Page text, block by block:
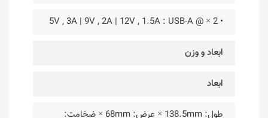
• 2 × @ 5V , 3A | 9V , 2A | 12V , 1.5A : USB-A
ابعاد و وزن
ابعاد
طول: 138.5mm × عرض: 68mm × ضخامت: